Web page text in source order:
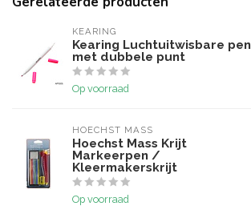
KEARING
Kearing Luchtuitwisbare pen
met dubbele punt
Op voorraad
HOECHST MASS
Hoechst Mass Krijt
Markeerpen /
Kleermakerskrijt
Op voorraad